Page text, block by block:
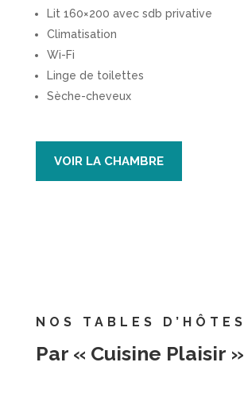
Lit 160×200 avec sdb privative
Climatisation
Wi-Fi
Linge de toilettes
Sèche-cheveux
VOIR LA CHAMBRE
NOS TABLES D’HÔTES
Par « Cuisine Plaisir »